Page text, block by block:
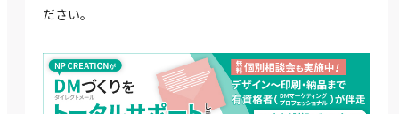
ださい。